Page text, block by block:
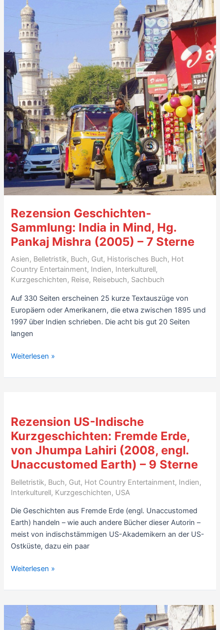
von
Paul
Theroux
(2007)
–
7
Sterne
Rezension Geschichten-
Sammlung: India in Mind, Hg.
Pankaj Mishra (2005) – 7 Sterne
Asien, Belletristik, Buch, Gut, Historisches Buch, Hot
Country Entertainment, Indien, Interkulturell,
Kurzgeschichten, Reise, Reisebuch, Sachbuch
Auf 330 Seiten erscheinen 25 kurze Textauszüge von
Europäern oder Amerikanern, die etwa zwischen 1895 und
1997 über Indien schrieben. Die acht bis gut 20 Seiten
langen
Rezension
Sammlung:
Hg.
Pankaj
Mishra
(2005)
7
Sterne
Weiterlesen »
Rezension US-Indische
Kurzgeschichten: Fremde Erde,
von Jhumpa Lahiri (2008, engl.
Unaccustomed Earth) – 9 Sterne
Belletristik, Buch, Gut, Hot Country Entertainment, Indien,
Interkulturell, Kurzgeschichten, USA
Die Geschichten aus Fremde Erde (engl. Unaccustomed
Earth) handeln – wie auch andere Bücher dieser Autorin –
meist von indischstämmigen US-Akademikern an der US-
Ostküste, dazu ein paar
Rezension
Indische
Kurzgeschichten:
Fremde
Erde,
Weiterlesen »